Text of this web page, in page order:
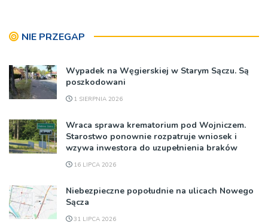
NIE PRZEGAP
Wypadek na Węgierskiej w Starym Sączu. Są
poszkodowani
1 SIERPNIA 2026
Wraca sprawa krematorium pod Wojniczem.
Starostwo ponownie rozpatruje wniosek i
wzywa inwestora do uzupełnienia braków
16 LIPCA 2026
Niebezpieczne popołudnie na ulicach Nowego
Sącza
31 LIPCA 2026